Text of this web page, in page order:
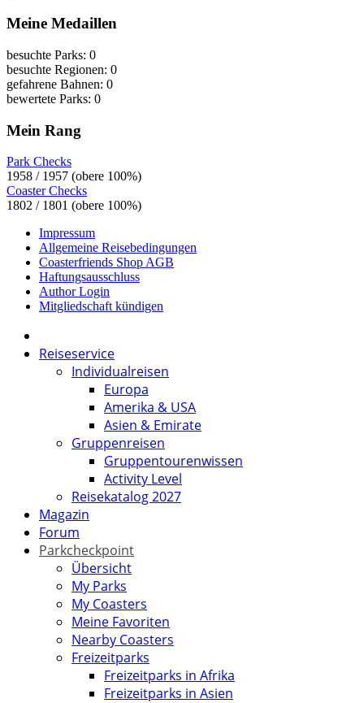
Meine Medaillen
besuchte Parks: 0
besuchte Regionen: 0
gefahrene Bahnen: 0
bewertete Parks: 0
Mein Rang
Park Checks
1958 / 1957 (obere 100%)
Coaster Checks
1802 / 1801 (obere 100%)
Impressum
Allgemeine Reisebedingungen
Coasterfriends Shop AGB
Haftungsausschluss
Author Login
Mitgliedschaft kündigen
Reiseservice
Individualreisen
Europa
Amerika & USA
Asien & Emirate
Gruppenreisen
Gruppentourenwissen
Activity Level
Reisekatalog 2027
Magazin
Forum
Parkcheckpoint
Übersicht
My Parks
My Coasters
Meine Favoriten
Nearby Coasters
Freizeitparks
Freizeitparks in Afrika
Freizeitparks in Asien